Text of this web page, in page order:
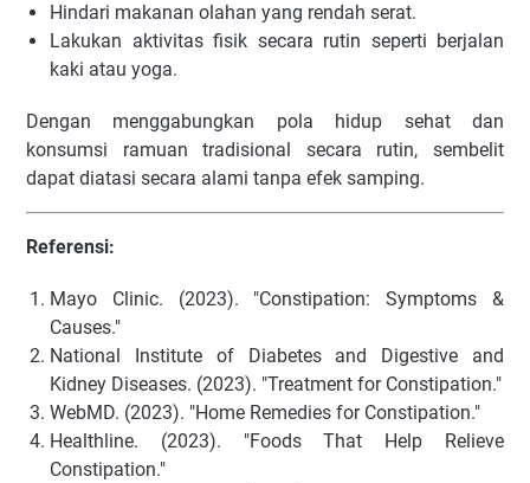
Hindari makanan olahan yang rendah serat.
Lakukan aktivitas fisik secara rutin seperti berjalan
kaki atau yoga.
Dengan menggabungkan pola hidup sehat dan
konsumsi ramuan tradisional secara rutin, sembelit
dapat diatasi secara alami tanpa efek samping.
Referensi:
Mayo Clinic. (2023). "Constipation: Symptoms &
Causes."
National Institute of Diabetes and Digestive and
Kidney Diseases. (2023). "Treatment for Constipation."
WebMD. (2023). "Home Remedies for Constipation."
Healthline. (2023). "Foods That Help Relieve
Constipation."